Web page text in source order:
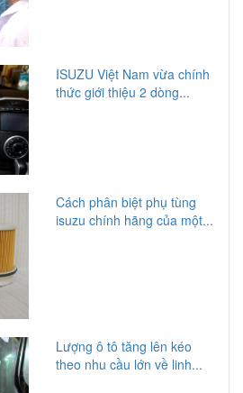
ISUZU Việt Nam vừa chính
thức giới thiệu 2 dòng...
Cách phân biệt phụ tùng
isuzu chính hãng của một...
Lượng ô tô tăng lên kéo
theo nhu cầu lớn về linh...